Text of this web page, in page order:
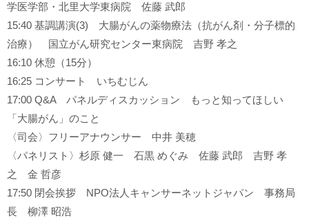
学医学部・北里大学東病院 佐藤 武郎
15:40 基調講演(3) 大腸がんの薬物療法（抗がん剤・分子標的
治療） 国立がん研究センター東病院 吉野 孝之
16:10 休憩（15分）
16:25 コンサート いちむじん
17:00 Q&A パネルディスカッション もっと知ってほしい
「大腸がん」のこと
〈司会〉フリーアナウンサー 中井 美穂
〈パネリスト〉杉原 健一 石黒 めぐみ 佐藤 武郎 吉野 孝
之 金 哲彦
17:50 閉会挨拶 NPO法人キャンサーネットジャパン 事務局
長 柳澤 昭浩